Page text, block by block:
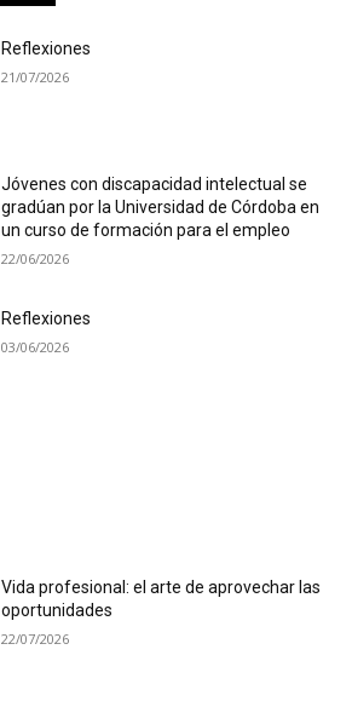
Reflexiones
21/07/2026
Jóvenes con discapacidad intelectual se
gradúan por la Universidad de Córdoba en
un curso de formación para el empleo
22/06/2026
Reflexiones
03/06/2026
Vida profesional: el arte de aprovechar las
oportunidades
22/07/2026